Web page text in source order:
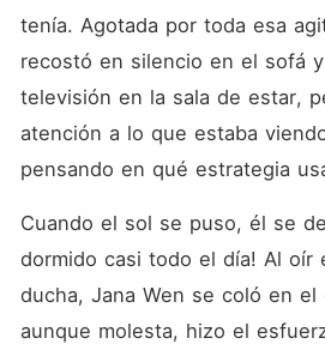
tenía. Agotada por toda esa
recostó en silencio en el sofá
televisión en la sala de estar,
atención a lo que estaba
pensando en qué estrategia
Cuando el sol se puso, él se
dormido casi todo el día! Al oír
ducha, Jana Wen se coló en el
aunque molesta, hizo el